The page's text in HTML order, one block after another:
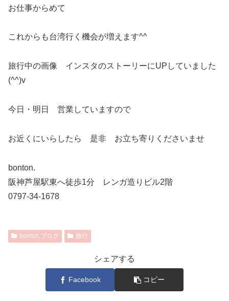
お仕事からめて
これからも台湾行く機会が増えます^^
旅行中の画像 インスタのストーリーにUPしていました
(^^)v
今日・明日 営業していますので
お近くにいらしたら 是非 お立ち寄りくださいませ
bonton.
阪神芦屋駅東へ徒歩1分 レンガ造りビル2階
0797-34-1678
bonton.ブログ 旅行
シェアする
Facebook コピー